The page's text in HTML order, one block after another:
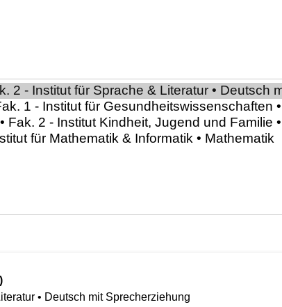
• Deutsch mit Sprecherziehung